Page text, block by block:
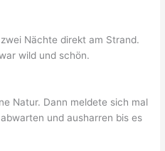
Nächte direkt am Strand.
wild und schön.
Natur. Dann meldete sich mal
und ausharren bis es